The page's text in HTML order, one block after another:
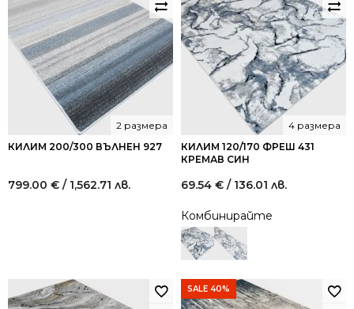
КИЛИМ 200/300 ВЪЛНЕН 927
2 размера
799.00 € / 1,562.71 лв.
КИЛИМ 120/170 ФРЕШ 431
КРЕМАВ СИН
4 размера
69.54 € / 136.01 лв.
Комбинирайте
SALE 40%